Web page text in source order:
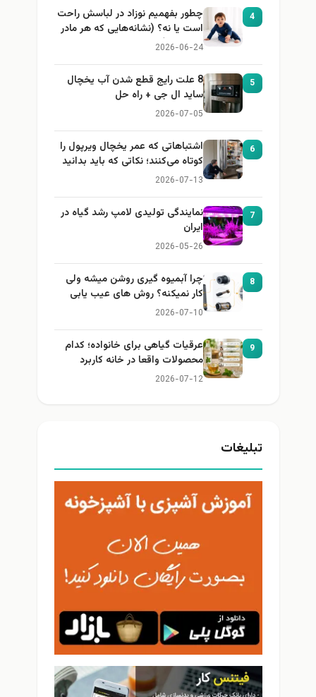
4
چطور بفهمیم نوزاد در لباسش راحت
است یا نه؟ (نشانه‌هایی که هر مادر
باید بداند)
2026-06-24
5
8 علت رایج قطع شدن آب یخچال
ساید ال جی + راه حل
2026-07-05
6
اشتباهاتی که عمر یخچال ویرپول را
کوتاه می‌کنند؛ نکاتی که باید بدانید
2026-07-13
7
نمایندگی تولیدی لامپ رشد گیاه در
ایران
2026-05-26
8
چرا آبمیوه گیری روشن میشه ولی
کار نمیکنه؟ روش های عیب یابی
2026-07-10
9
عرقیات گیاهی برای خانواده؛ کدام
محصولات واقعا در خانه کاربرد
دارند؟
2026-07-12
تبلیغات